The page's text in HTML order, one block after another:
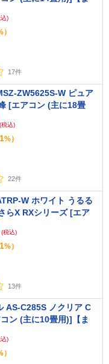
)
）
17件
ZW5625S-W ピュア
[エアコン (主に18畳
まとめ買い対象A】
(税込)
1%）
22件
W ホワイト うるる
らX RXシリーズ [エア
・単相200V)]
(税込)
1%）
13件
AS-C285S ノクリア C
ン (主に10畳用)]【ま
)
）